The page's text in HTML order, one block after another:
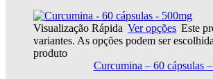
Visualização Rápida Ver opções Este
variantes. As opções podem ser
produto
Curcumina – 60 cápsulas